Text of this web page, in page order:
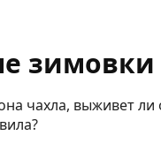
чахла, выживет ли